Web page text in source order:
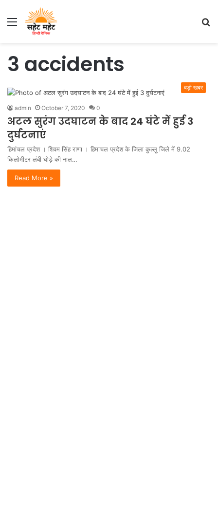
Menu
3 accidents
बड़ी खबर
admin October 7, 2020 0
अटल सुरंग उदघाटन के बाद 24 घंटे में हुई 3
दुर्घटनाएं
हिमांचल प्रदेश । शिवम सिंह राणा । हिमाचल प्रदेश के जिला कुल्लू जिले में 9.02
किलोमीटर लंबी घोड़े की नाल…
Read More »